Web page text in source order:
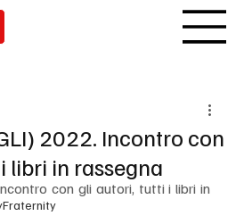
2022. Incontro con
libri in rassegna
con gli autori, tutti i libri in